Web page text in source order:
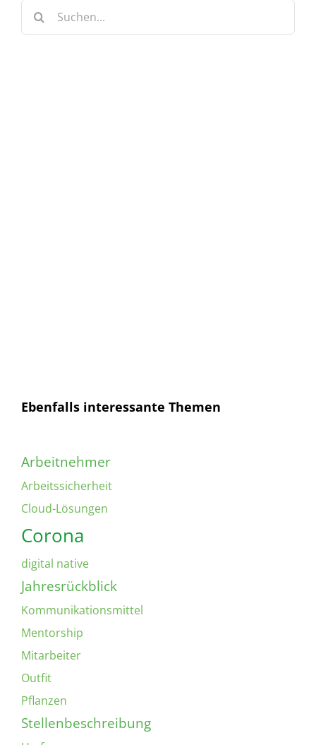
Suche
nach:
Ebenfalls interessante Themen
Arbeitnehmer
Arbeitssicherheit
Cloud-Lösungen
Corona
digital native
Jahresrückblick
Kommunikationsmittel
Mentorship
Mitarbeiter
Outfit
Pflanzen
Stellenbeschreibung